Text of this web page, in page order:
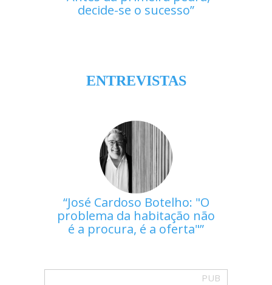
decide-se o sucesso
ENTREVISTAS
José Cardoso Botelho: "O
problema da habitação não
é a procura, é a oferta"
PUB